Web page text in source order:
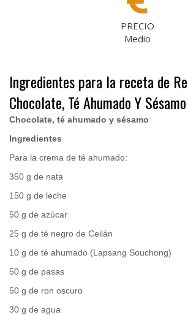
PRECIO
Medio
Ingredientes para la receta de
Chocolate, Té Ahumado Y Sésamo
Chocolate, té ahumado y sésamo
Ingredientes
Para la crema de té ahumado:
350 g de nata
150 g de leche
50 g de azúcar
25 g de té negro de Ceilán
10 g de té ahumado (Lapsang Souchong)
50 g de pasas
50 g de ron oscuro
30 g de agua